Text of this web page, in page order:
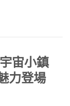
宙小鎮
力登場